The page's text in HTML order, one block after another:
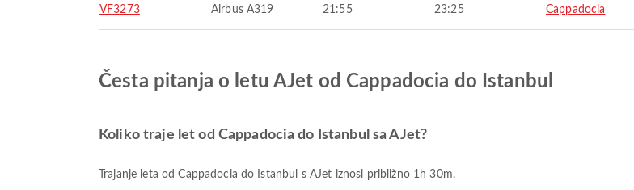
VF3273 Airbus A319 21:55 23:25 Cappadocia
Česta pitanja o letu AJet od Cappadocia do Istanbul
Koliko traje let od Cappadocia do Istanbul sa AJet?
Trajanje leta od Cappadocia do Istanbul s AJet iznosi približno 1h 30m.